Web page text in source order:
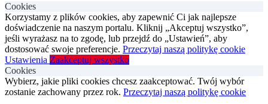
Cookies
Korzystamy z plików cookies, aby zapewnić Ci jak najlepsze
doświadczenie na naszym portalu. Kliknij „Akceptuj wszystko”,
jeśli wyrażasz na to zgodę, lub przejdź do „Ustawień”, aby
dostosować swoje preferencje. Przeczytaj naszą politykę cookie
Ustawienia Zaakceptuj wszystko
Cookies
Wybierz, jakie pliki cookies chcesz zaakceptować. Twój wybór
zostanie zachowany przez rok. Przeczytaj naszą politykę cookie